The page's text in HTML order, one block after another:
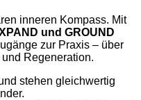
inneren Kompass. Mit
und GROUND
zur Praxis – über
Regeneration.
stehen gleichwertig